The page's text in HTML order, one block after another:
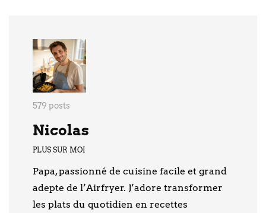
579 posts
Nicolas
PLUS SUR MOI
Papa, passionné de cuisine facile et grand
adepte de l’Airfryer. J’adore transformer
les plats du quotidien en recettes